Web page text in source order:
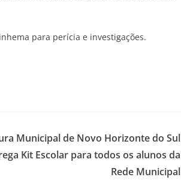
para perícia e investigações.
Municipal de Novo Horizonte do Sul
Kit Escolar para todos os alunos da
Rede Municipal